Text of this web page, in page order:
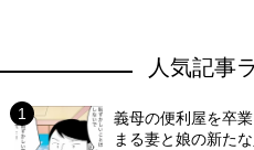
人気記事
義母の便利屋を卒
まる妻と娘の新た